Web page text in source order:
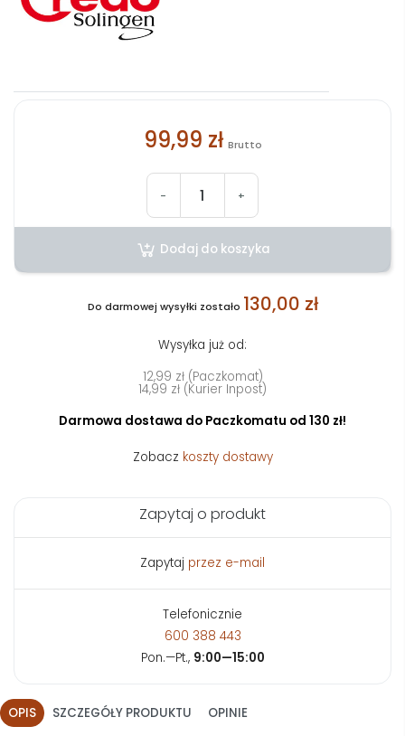
99,99 zł Brutto
- +
Dodaj do koszyka
Do darmowej wysyłki zostało 130,00 zł
Wysyłka już od:
12,99 zł (Paczkomat)
14,99 zł (Kurier Inpost)
Darmowa dostawa do Paczkomatu od 130 zł!
Zobacz koszty dostawy
Zapytaj o produkt
Zapytaj przez e-mail
Telefonicznie
600 388 443
Pon.—Pt., 9:00—15:00
OPIS SZCZEGÓŁY PRODUKTU
OPINIE